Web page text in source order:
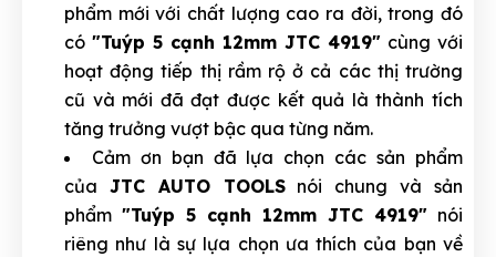
phẩm mới với chất lượng cao ra đời, trong đó
có "Tuýp 5 cạnh 12mm JTC 4919" cùng với
hoạt động tiếp thị rầm rộ ở cả các thị trường
cũ và mới đã đạt được kết quả là thành tích
tăng trưởng vượt bậc qua từng năm.
Cảm ơn bạn đã lựa chọn các sản phẩm
của JTC AUTO TOOLSnói chung và sản
phẩm "Tuýp 5 cạnh 12mm JTC 4919" nói
riêng như là sự lựa chọn ưa thích của bạn về